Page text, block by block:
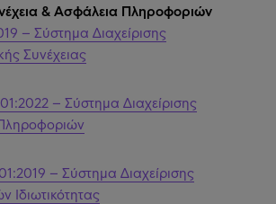
& Ασφάλεια Πληροφοριών
– Σύστημα Διαχείρισης
Συνέχειας
– Σύστημα Διαχείρισης
– Σύστημα Διαχείρισης
Ιδιωτικότητας